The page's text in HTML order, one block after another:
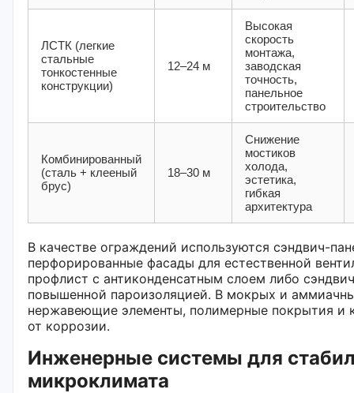
ЛСТК (легкие
стальные
тонкостенные
конструкции)
12–24 м
Высокая
скорость
монтажа,
заводская
точность,
панельное
строительство
Комбинированный
(сталь + клееный
брус)
18–30 м
Снижение
мостиков
холода,
эстетика,
гибкая
архитектура
В качестве ограждений используются сэндвич-
перфорированные фасады для естественной
профлист с антиконденсатным слоем либо
повышенной пароизоляцией. В мокрых и
нержавеющие элементы, полимерные покрытия и
от коррозии.
Инженерные системы для
микроклимата